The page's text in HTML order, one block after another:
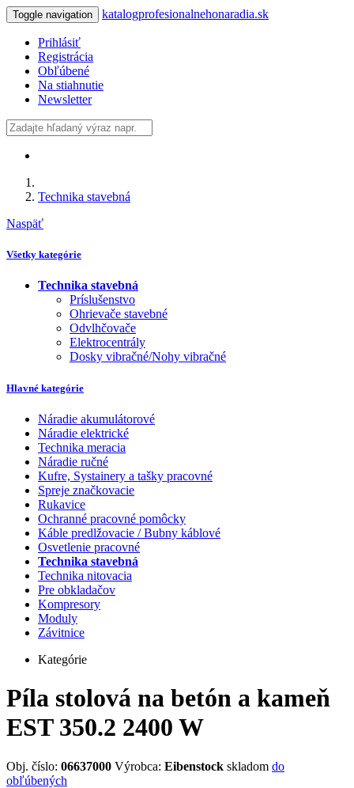
Toggle navigation katalogprofesionalnehonaradia.sk
Prihlásiť
Registrácia
Obľúbené
Na stiahnutie
Newsletter
Technika stavebná
Naspäť
Všetky kategórie
Technika stavebná
Príslušenstvo
Ohrievače stavebné
Odvlhčovače
Elektrocentrály
Dosky vibračné/Nohy vibračné
Hlavné kategórie
Náradie akumulátorové
Náradie elektrické
Technika meracia
Náradie ručné
Kufre, Systainery a tašky pracovné
Spreje značkovacie
Rukavice
Ochranné pracovné pomôcky
Káble predlžovacie / Bubny káblové
Osvetlenie pracovné
Technika stavebná
Technika nitovacia
Pre obkladačov
Kompresory
Moduly
Závitnice
Kategórie
Píla stolová na betón a kameň
EST 350.2 2400 W
Obj. číslo: 06637000 Výrobca: Eibenstock skladom do
obľúbených